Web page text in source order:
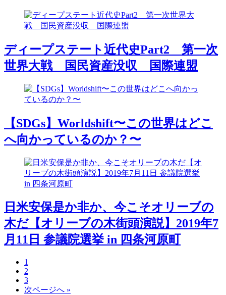
ディープステート近代史Part2 第一次
世界大戦 国民資産没収 国際連盟
【SDGs】Worldshift〜この世界はどこ
へ向かっているのか？〜
日米安保是か非か、今こそオリーブの
木だ【オリーブの木街頭演説】2019年7
月11日 参議院選挙 in 四条河原町
1
2
3
次ページへ »